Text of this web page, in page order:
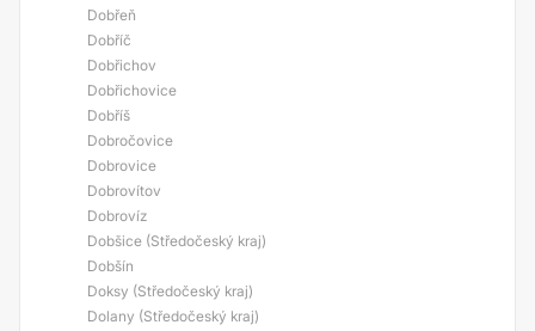
Dobřeň
Dobříč
Dobřichov
Dobřichovice
Dobříš
Dobročovice
Dobrovice
Dobrovítov
Dobrovíz
Dobšice (Středočeský kraj)
Dobšín
Doksy (Středočeský kraj)
Dolany (Středočeský kraj)